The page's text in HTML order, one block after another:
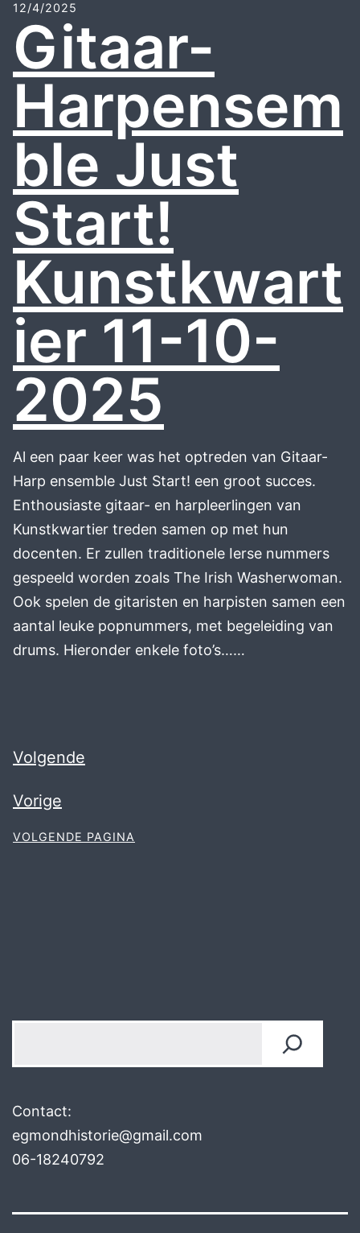
12/4/2025
Gitaar-
Harpensem
ble Just
Start!
Kunstkwart
ier 11-10-
2025
Al een paar keer was het optreden van Gitaar-
Harp ensemble Just Start! een groot succes.
Enthousiaste gitaar- en harpleerlingen van
Kunstkwartier treden samen op met hun
docenten. Er zullen traditionele Ierse nummers
gespeeld worden zoals The Irish Washerwoman.
Ook spelen de gitaristen en harpisten samen een
aantal leuke popnummers, met begeleiding van
drums. Hieronder enkele foto’s……
Volgende
Vorige
VOLGENDE PAGINA
Contact:
egmondhistorie@gmail.com
06-18240792